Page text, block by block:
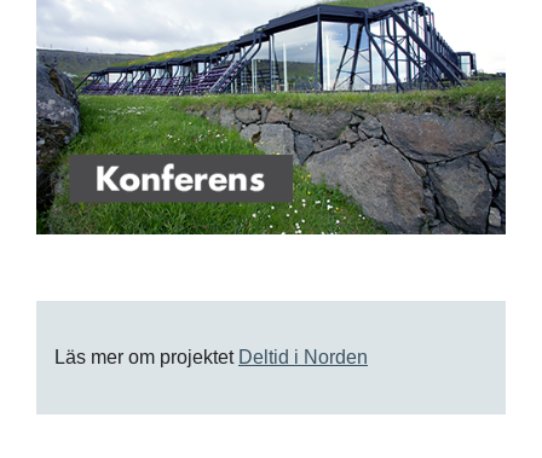
Läs mer om projektet Deltid i Norden